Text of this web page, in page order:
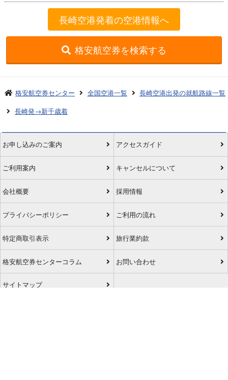
長崎空港発着の空港情報へ
格安航空券を検索する
格安航空券センター 全国空港一覧
長崎空港出発の就航路線一覧
長崎発→新千歳着
お申し込みのご案内 アクセスガイド
ご利用案内 キャンセルについて
会社概要 採用情報
プライバシーポリシー ご利用の流れ
特定商取引表示 旅行業約款
格安航空券センターコラム お問い合わせ
サイトマップ